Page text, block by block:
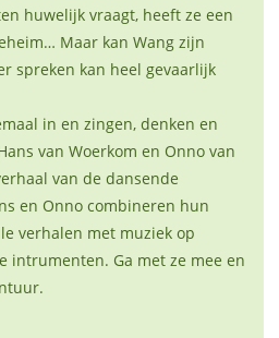
huwelijk vraagt, heeft ze een
Maar kan Wang zijn
spreken kan heel gevaarlijk
in en zingen, denken en
van Woerkom en Onno van
van de dansende
en Onno combineren hun
verhalen met muziek op
intrumenten. Ga met ze mee en